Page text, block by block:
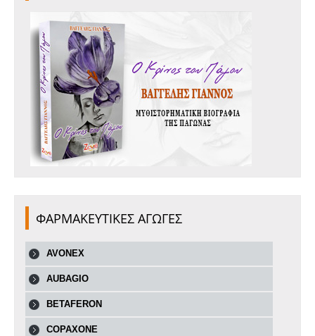
ΦΑΡΜΑΚΕΥΤΙΚΕΣ ΑΓΩΓΕΣ
AVONEX
AUBAGIO
BETAFERON
COPAXONE